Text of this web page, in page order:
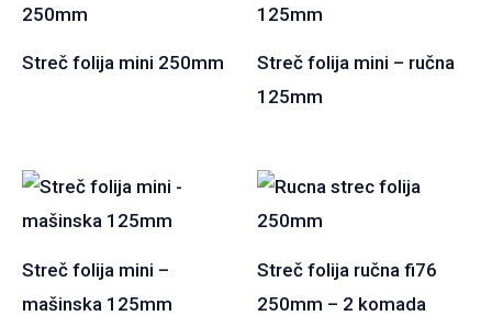
Streč folija mini 250mm
Streč folija mini – ručna
125mm
Streč folija mini –
mašinska 125mm
Streč folija ručna fi76
250mm – 2 komada